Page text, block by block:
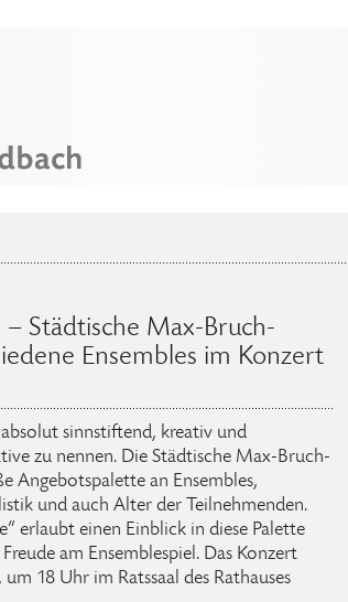
Städtische Max-Bruch-
Ensembles im Konzert
sinnstiftend, kreativ und
zu nennen. Die Städtische Max-Bruch-
Angebotspalette an Ensembles,
und auch Alter der Teilnehmenden.
erlaubt einen Einblick in diese Palette
am Ensemblespiel. Das Konzert
18 Uhr im Ratssaal des Rathauses